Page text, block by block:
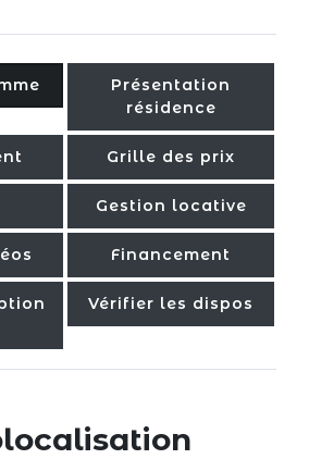
Présentation
résidence
Grille des prix
Gestion locative
Financement
Vérifier les dispos